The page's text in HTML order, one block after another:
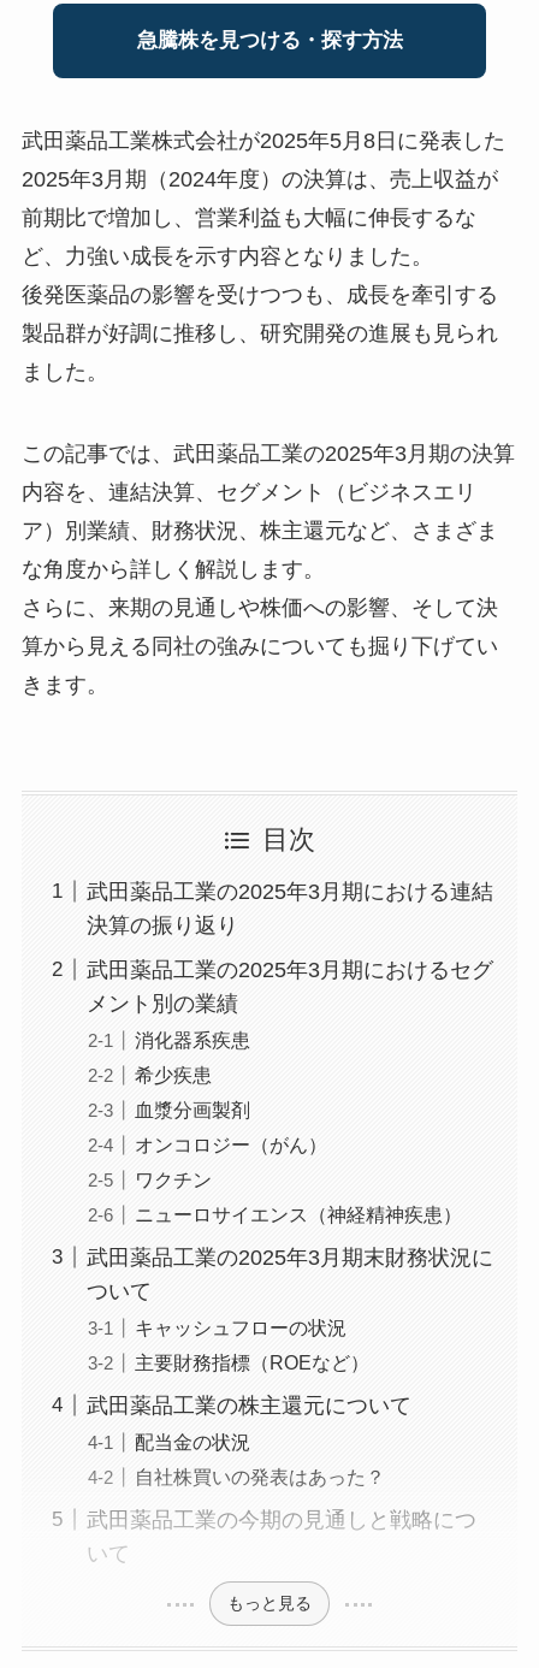
急騰株を見つける・探す方法
武田薬品工業株式会社が2025年5月8日に発表した
2025年3月期（2024年度）の決算は、売上収益が
前期比で増加し、営業利益も大幅に伸長するな
ど、力強い成長を示す内容となりました。
後発医薬品の影響を受けつつも、成長を牽引する
製品群が好調に推移し、研究開発の進展も見られ
ました。
この記事では、武田薬品工業の2025年3月期の決算
内容を、連結決算、セグメント（ビジネスエリ
ア）別業績、財務状況、株主還元など、さまざま
な角度から詳しく解説します。
さらに、来期の見通しや株価への影響、そして決
算から見える同社の強みについても掘り下げてい
きます。
目次
武田薬品工業の2025年3月期における連結
決算の振り返り
武田薬品工業の2025年3月期におけるセグ
メント別の業績
消化器系疾患
希少疾患
血漿分画製剤
オンコロジー（がん）
ワクチン
ニューロサイエンス（神経精神疾患）
武田薬品工業の2025年3月期末財務状況に
ついて
キャッシュフローの状況
主要財務指標（ROEなど）
武田薬品工業の株主還元について
配当金の状況
自社株買いの発表はあった？
武田薬品工業の今期の見通しと戦略につ
いて
もっと見る